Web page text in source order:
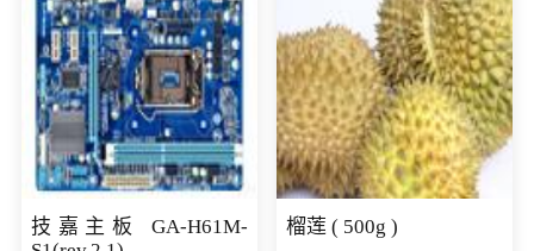
技嘉主板 GA-H61M-
榴莲 ( 500g )